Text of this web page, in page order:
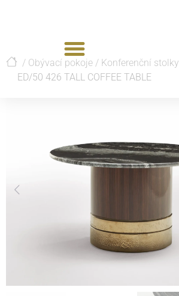
/ Obývací pokoje / Konferenční stolky
ED/50 426 TALL COFFEE TABLE